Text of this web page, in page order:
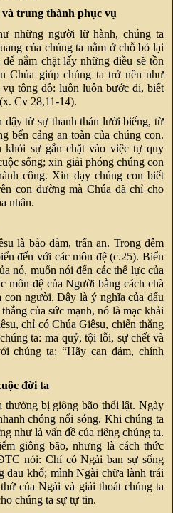
trung thành phục vụ
những người lữ hành, chúng ta
của chúng ta nằm ở chỗ bỏ lại
nắm chặt lấy những điều sẽ tồn
Chúa giúp chúng ta trở nên như
tông đồ: luôn luôn bước đi, biết
Cv 28,11-14).
dậy từ sự thanh thản lười biếng, từ
bến cảng an toàn của chúng con.
khỏi sự gắn chặt vào việc tự quy
sống; xin giải phóng chúng con
công. Xin dạy chúng con biết
con đường mà Chúa đã chỉ cho
nhân.
là bảo đảm, trấn an. Trong đêm
đến với các môn đệ (c.25). Biển
nó, muốn nói đến các thế lực của
môn đệ của Người bằng cách chà
con người. Đây là ý nghĩa của dấu
của sức mạnh, nó là mạc khải
chỉ có Chúa Giêsu, chiến thắng
ta: ma quỷ, tội lỗi, sự chết và
chúng ta: “Hãy can đảm, chính
đời ta
thường bị giông bão thổi lật. Ngày
chóng nổi sóng. Khi chúng ta
như là vấn đề của riêng chúng ta.
giông bão, nhưng là cách thức
nói: Chỉ có Ngài ban sự sống
đau khổ; mình Ngài chữa lành trái
của Ngài và giải thoát chúng ta
chúng ta sự tự tin.